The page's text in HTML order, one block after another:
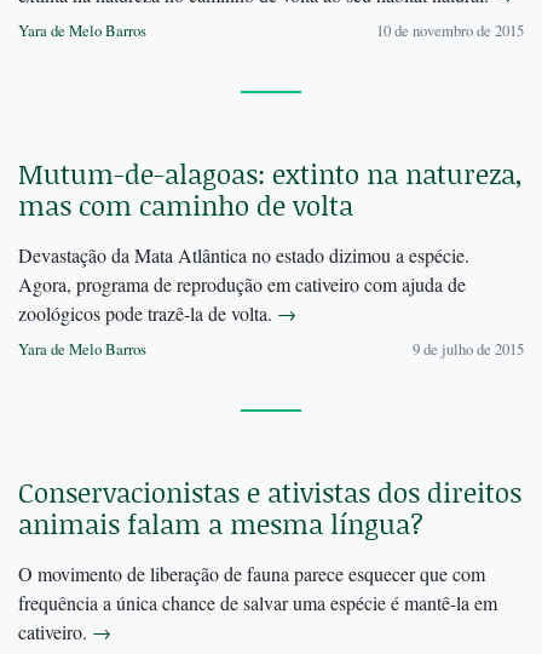
Yara de Melo Barros 10 de novembro de 2015
Mutum-de-alagoas: extinto na natureza,
mas com caminho de volta
Devastação da Mata Atlântica no estado dizimou a espécie.
Agora, programa de reprodução em cativeiro com ajuda de
zoológicos pode trazê-la de volta. →
Yara de Melo Barros 9 de julho de 2015
Conservacionistas e ativistas dos direitos
animais falam a mesma língua?
O movimento de liberação de fauna parece esquecer que com
frequência a única chance de salvar uma espécie é mantê-la em
cativeiro. →